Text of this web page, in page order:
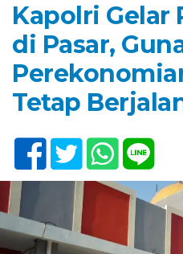
Kapolri Gelar
di Pasar,
Tetap